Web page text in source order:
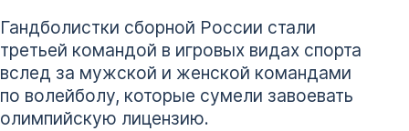
Гандболистки сборной России стали
третьей командой в игровых видах спорта
вслед за мужской и женской командами
по волейболу, которые сумели завоевать
олимпийскую лицензию.